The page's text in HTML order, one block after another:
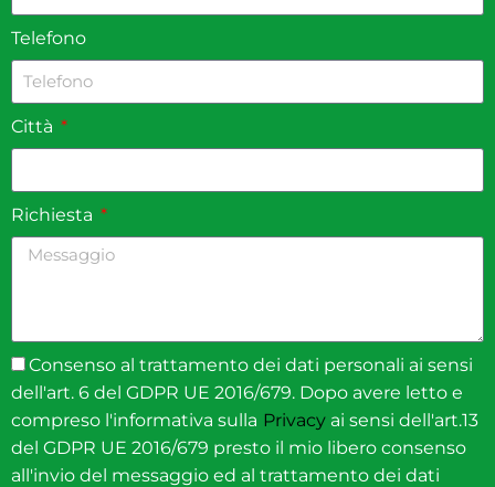
Telefono
Città
Richiesta
Consenso al trattamento dei dati personali ai sensi
dell'art. 6 del GDPR UE 2016/679. Dopo avere letto e
compreso l'informativa sulla Privacy ai sensi dell'art.13
del GDPR UE 2016/679 presto il mio libero consenso
all'invio del messaggio ed al trattamento dei dati